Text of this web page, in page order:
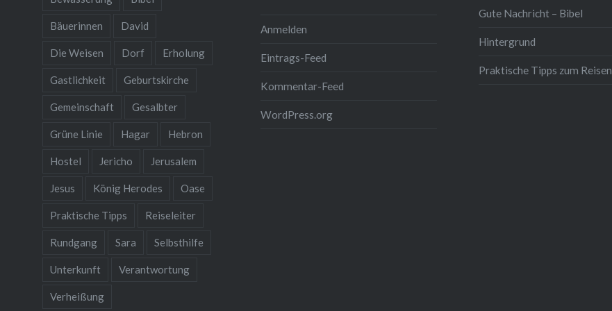
Bäuerinnen David
Die Weisen Dorf Erholung
Gastlichkeit Geburtskirche
Gemeinschaft Gesalbter
Grüne Linie Hagar Hebron
Hostel Jericho Jerusalem
Jesus König Herodes Oase
Praktische Tipps Reiseleiter
Rundgang Sara Selbsthilfe
Unterkunft Verantwortung
Verheißung
Gute Nachricht – Bibel
Hintergrund
Praktische Tipps zum Reisen
Anmelden
Eintrags-Feed
Kommentar-Feed
WordPress.org